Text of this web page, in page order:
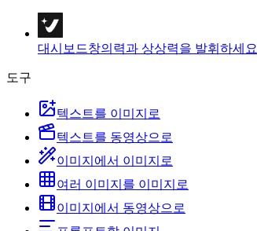
대시보드창의력과 상상력을 발휘하세요
도구
텍스트를 이미지로
텍스트를 동영상으로
이미지에서 이미지로
여러 이미지를 이미지로
이미지에서 동영상으로